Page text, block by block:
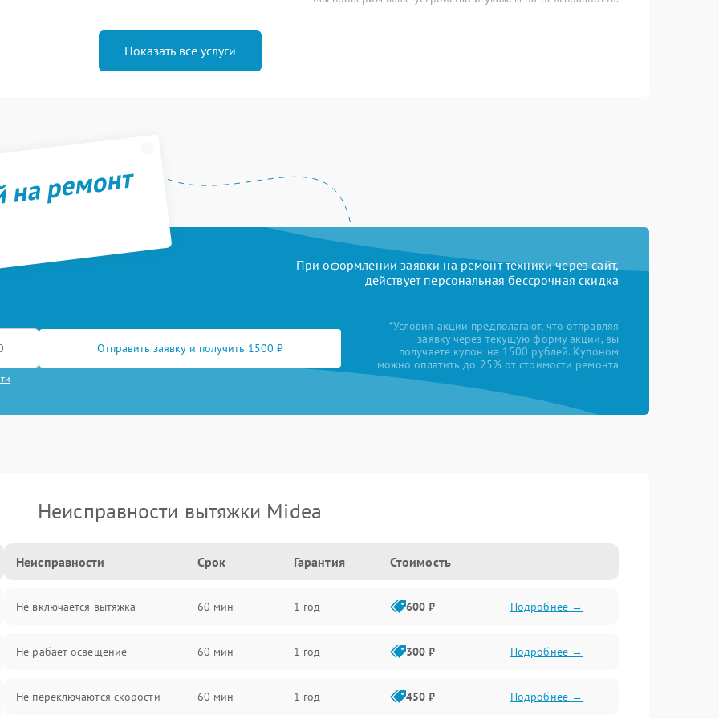
Показать все услуги
ремонт
При оформлении заявки на ремонт техники через сайт,
действует персональная бессрочная скидка
Отправить заявку и получить 1500 ₽
*Условия акции предполагают, что отправляя
заявку через текущую форму акции, вы
получаете купон на 1500 рублей. Купоном
можно оплатить до 25% от стоимости ремонта
Неисправности вытяжки Midea
Неисправности Срок Гарантия Стоимость
Не включается вытяжка 60 мин 1 год 600 ₽ Подробнее →
Не рабает освещение 60 мин 1 год 300 ₽ Подробнее →
Не переключаются скорости 60 мин 1 год 450 ₽ Подробнее →